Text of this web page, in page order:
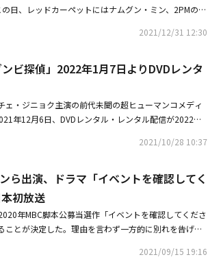
いる、粘り強くてケチな男性ヨ・ウィジュを演じる。
。ジェットコースターのようにダイナミックなヨ・ウ
るチュ・ウジン役はクォン・ファウンが務める。チ
重い病を抱えている人物だ。しかし、自分の没落を願
かぶって生きている。果たして彼は仮面を脱いで自分
。最後にイム・ジュウンは、欲望と利己心の塊である
。好きなものは何でも手に入れなければ気がすまな
者は容赦なく攻撃する生まれながらの悪女だ。このよ
かな演技力で作り上げられ、没入感を高める予定だ。
に期待が高まっている。オム・ヒョンギョン、ソ・ジ
の抜群のシナジー（相乗効果）を引き出すMBC新毎日
も愛される町の巡警チョン・バルム。片や、両親を殺
ムチ。連続殺人事件をきっかけにタッグを組む2人の
の存在感と心を鷲掴みする男泣きの熱演！ ともに歴
奇跡の相乗効果をもたらし、見始めたら止まらない、
人シーン、壮絶すぎる愛と裏切りが感情を逆撫で！韓
れは殺害後に頭部だけを切断して持ち去るというヘッ
タブーともいえる題材をテーマに、サイコパスの中で
展開！随所に張られた伏線の数々、善と悪が視点によ
ミスリードしながら何度も裏切るどんでん返しの凄ま
らせる驚くべき完成度！ さらに、想像を遙かに超え
には、感情が揺さぶられ、ときに涙が止まらない。テ
たが、全編に渡って演じている子役と動物への配慮が
された。レベルの高いドラマを送り出すことで定評が
き起こし、視聴率1位を独走！ さらにTV話題性ドラマ
日、レッドカーペットにはナムグン・ミン、2PMのジ
ン・ヒョク、ソン・ユテク、イム・ヒョンス、MCの
】イ・セヨン＆Girl's Day ミナら「2021 MBC演技
2021/12/31 12:30
ビ探偵」2022年1月7日よりDVDレンタ
・ジニョク主演の前代未聞の超ヒューマンコメディ
年12月6日、DVDレンタル・レンタル配信が2022年1
ク。近年は「RUGAL/ルーガル」「ジャスティス－復
間になりすまし、探偵として生きる決意をしたセク
カルかつ切なく、リアリティたっぷりに熱演した。ヒ
ン」の女子高生役で強烈なインパクトを残した期待の
にあふれた頑張り屋の放送作家を好演。探偵キム・ム
て働きながら絆を深めていく。そんなソンジに想いを
SKYキャッスル～上流階級の妻たち～」の医師役で注
2021/10/28 10:37
ら出演、ドラマ「イベントを確認してく
初放送
年MBC脚本公募当選作「イベントを確認してくださ
ことが決定した。理由を言わず一方的に別れを告げる
ことに。この旅の最後にふたりが出す答えとは。別れ
2021/09/15 19:16